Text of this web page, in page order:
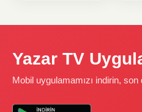
Yazar TV
Mobil uygulamamızı indirin,